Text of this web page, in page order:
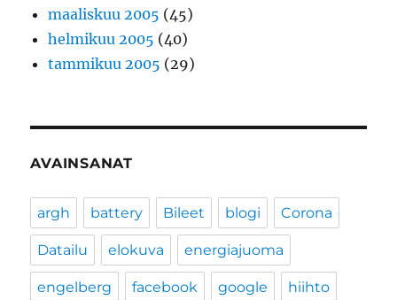
maaliskuu 2005 (45)
helmikuu 2005 (40)
tammikuu 2005 (29)
AVAINSANAT
argh battery Bileet blogi Corona
Datailu elokuva energiajuoma
engelberg facebook google hiihto